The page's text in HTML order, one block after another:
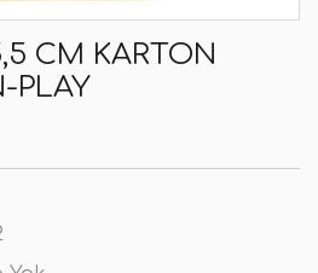
CM KARTON
PLAY